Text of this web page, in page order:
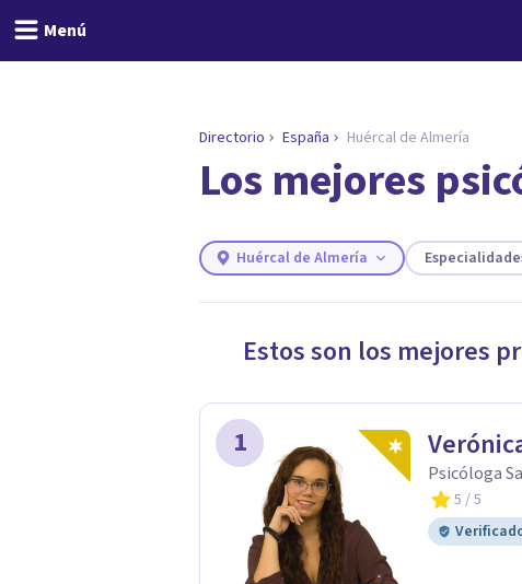
Menú
ENCONTRAR MI TERAPEUTA
¿Necesitas ayuda para
Responder cuestionario
Directorio España Huércal de Almería
Los mejores
Huércal de Almería
Estos son los mejores
1
Psicóloga
5 / 5